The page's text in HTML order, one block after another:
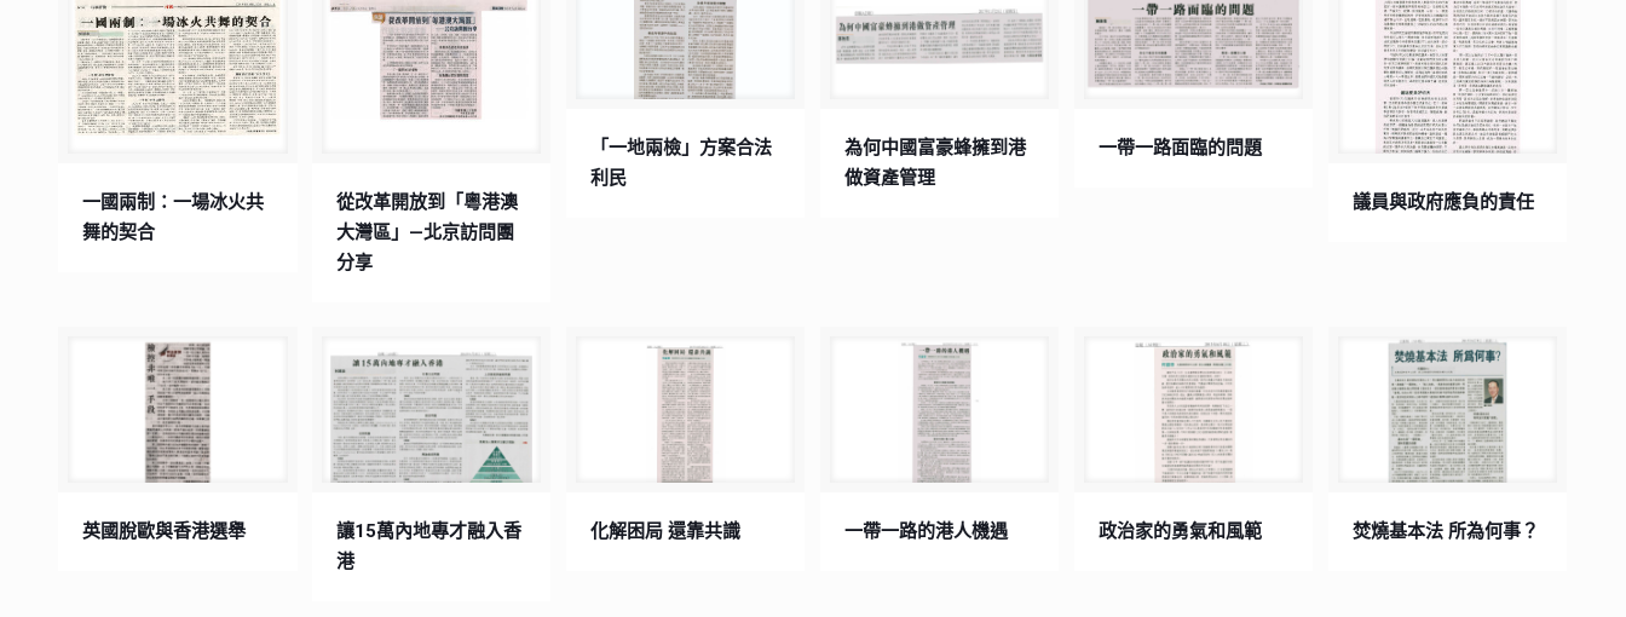
一國兩制：一場冰火共
舞的契合
從改革開放到「粵港澳
大灣區」—北京訪問團
分享
「一地兩檢」方案合法
利民
為何中國富豪蜂擁到港
做資產管理
一帶一路面臨的問題
議員與政府應負的責任
英國脫歐與香港選舉
讓15萬內地專才融入香
港
化解困局 還靠共識 一帶一路的港人機遇 政治家的勇氣和風範 焚燒基本法 所為何事？